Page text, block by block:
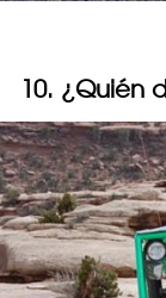
10. ¿Quién